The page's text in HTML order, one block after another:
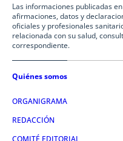
Las informaciones publicadas
afirmaciones, datos y
oficiales y profesionales
relacionada con su salud,
correspondiente.
Quiénes somos
ORGANIGRAMA
REDACCIÓN
COMITÉ EDITORIAL